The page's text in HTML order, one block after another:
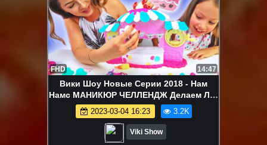
FHD 14:47
Вики Шоу Новые Серии 2018 - Нам
Намс МАНИКЮР ЧЕЛЛЕНДЖ Делаем Лак
для Ногтей Num Noms Scented Nail
Polish Maker / Вики Шоу
2023-03-04 16:23 3.2K
Viki Show